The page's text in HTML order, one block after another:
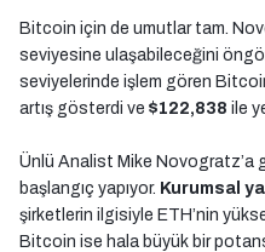
Bitcoin için de umutlar tam.
seviyesine ulaşabileceğini
seviyelerinde işlem gören
artış gösterdi ve $122,838 ile
Ünlü Analist Mike Novogratz’a
başlangıç yapıyor. Kurumsal
şirketlerin ilgisiyle ETH’nin
Bitcoin ise hala büyük bir